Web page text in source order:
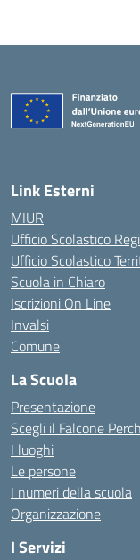
Link Esterni
MIUR
Ufficio Scolastico
Ufficio Scolastico
Scuola in Chiaro
Iscrizioni On Line
Invalsi
Comune
La Scuola
Presentazione
Scegli il Falcone
I luoghi
Le persone
I numeri della scuola
Organizzazione
I Servizi